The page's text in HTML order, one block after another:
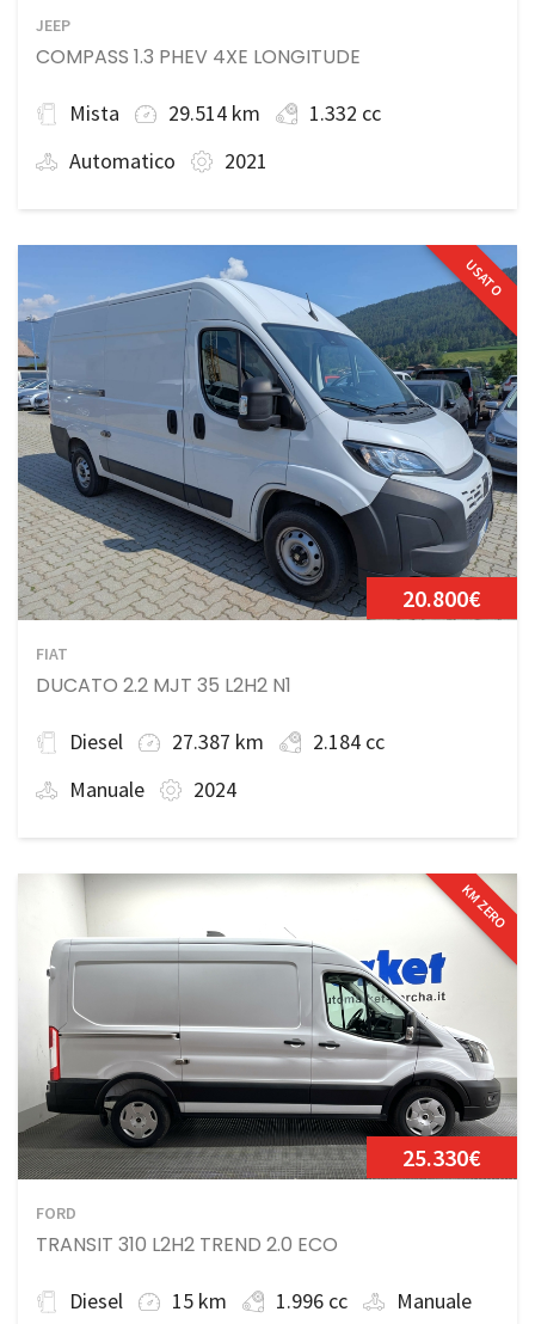
JEEP
COMPASS 1.3 PHEV 4XE LONGITUDE
Mista 29.514 km
1.332 cc
Automatico
2021
USATO
20.800€
FIAT
DUCATO 2.2 MJT 35 L2H2 N1
Diesel 27.387 km
2.184 cc
Manuale
2024
KM ZERO
25.330€
FORD
TRANSIT 310 L2H2 TREND 2.0 ECO
Diesel 15 km 1.996 cc Manuale